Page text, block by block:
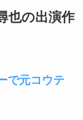
也の出演作
で元コウテ